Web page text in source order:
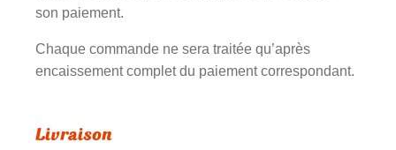
son paiement.
Chaque commande ne sera traitée qu’après
encaissement complet du paiement correspondant.
Livraison